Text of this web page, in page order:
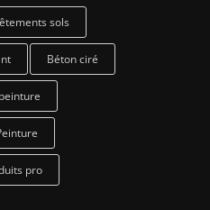
sols
Béton ciré
pro